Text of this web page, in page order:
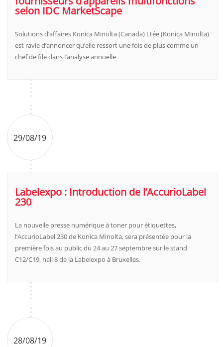
selon IDC MarketScape
Solutions d’affaires Konica Minolta (Canada) Ltée (Konica Minolta)
est ravie d’annoncer qu’elle ressort une fois de plus comme un
chef de file dans l’analyse annuelle
29/08/19
Labelexpo : Introduction de l’AccurioLabel
230
La nouvelle presse numérique à toner pour étiquettes,
l’AccurioLabel 230 de Konica Minolta, sera présentée pour la
première fois au public du 24 au 27 septembre sur le stand
C12/C19, hall 8 de la Labelexpo à Bruxelles.
28/08/19